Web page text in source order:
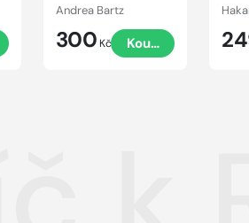
Andrea Bartz
300 Kč Koupit